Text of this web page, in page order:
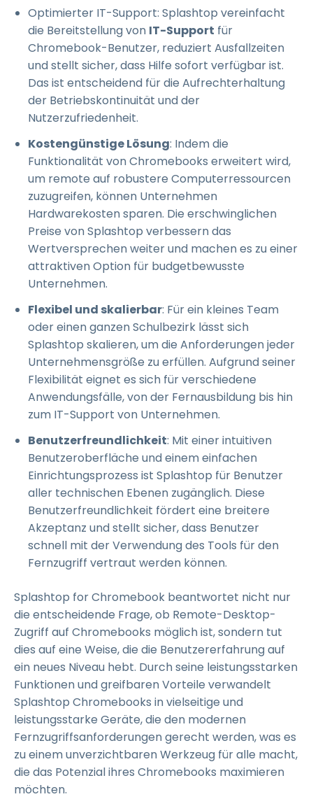
Optimierter IT-Support: Splashtop vereinfacht
die Bereitstellung von IT-Support für
Chromebook-Benutzer, reduziert Ausfallzeiten
und stellt sicher, dass Hilfe sofort verfügbar ist.
Das ist entscheidend für die Aufrechterhaltung
der Betriebskontinuität und der
Nutzerzufriedenheit.
Kostengünstige Lösung: Indem die
Funktionalität von Chromebooks erweitert wird,
um remote auf robustere Computerressourcen
zuzugreifen, können Unternehmen
Hardwarekosten sparen. Die erschwinglichen
Preise von Splashtop verbessern das
Wertversprechen weiter und machen es zu einer
attraktiven Option für budgetbewusste
Unternehmen.
Flexibel und skalierbar: Für ein kleines Team
oder einen ganzen Schulbezirk lässt sich
Splashtop skalieren, um die Anforderungen jeder
Unternehmensgröße zu erfüllen. Aufgrund seiner
Flexibilität eignet es sich für verschiedene
Anwendungsfälle, von der Fernausbildung bis hin
zum IT-Support von Unternehmen.
Benutzerfreundlichkeit: Mit einer intuitiven
Benutzeroberfläche und einem einfachen
Einrichtungsprozess ist Splashtop für Benutzer
aller technischen Ebenen zugänglich. Diese
Benutzerfreundlichkeit fördert eine breitere
Akzeptanz und stellt sicher, dass Benutzer
schnell mit der Verwendung des Tools für den
Fernzugriff vertraut werden können.
Splashtop for Chromebook beantwortet nicht nur
die entscheidende Frage, ob Remote-Desktop-
Zugriff auf Chromebooks möglich ist, sondern tut
dies auf eine Weise, die die Benutzererfahrung auf
ein neues Niveau hebt. Durch seine leistungsstarken
Funktionen und greifbaren Vorteile verwandelt
Splashtop Chromebooks in vielseitige und
leistungsstarke Geräte, die den modernen
Fernzugriffsanforderungen gerecht werden, was es
zu einem unverzichtbaren Werkzeug für alle macht,
die das Potenzial ihres Chromebooks maximieren
möchten.